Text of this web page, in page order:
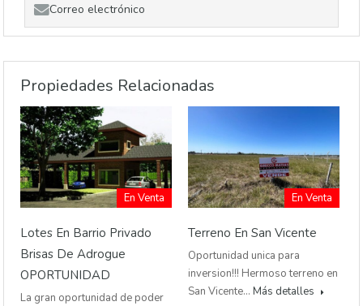
Correo electrónico
Propiedades Relacionadas
En Venta
Lotes En Barrio Privado
Brisas De Adrogue
OPORTUNIDAD
La gran oportunidad de poder
En Venta
Terreno En San Vicente
Oportunidad unica para
inversion!!! Hermoso terreno en
San Vicente… Más detalles